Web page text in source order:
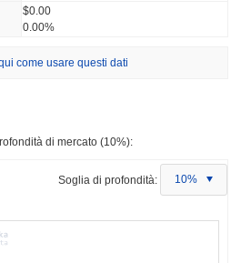
$0.00
0.00%
come usare questi dati
di mercato (10%):
Soglia di profondità: 10%